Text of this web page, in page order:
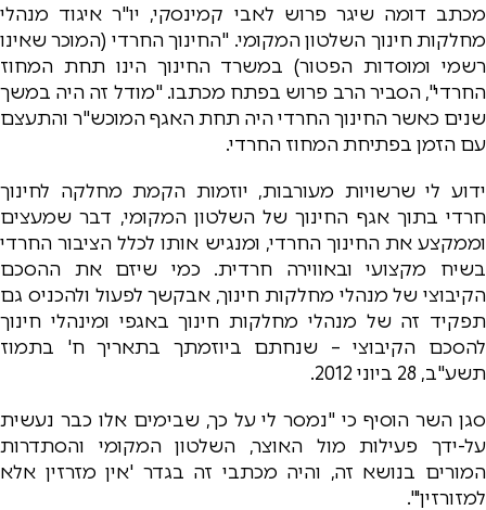
מכתב דומה שיגר פרוש לאבי קמינסקי, יו"ר איגוד מנהלי
מחלקות חינוך השלטון המקומי. "החינוך החרדי (המוכר שאינו
רשמי ומוסדות הפטור) במשרד החינוך הינו תחת המחוז
החרדי", הסביר הרב פרוש בפתח מכתבו. "מודל זה היה במשך
שנים כאשר החינוך החרדי היה תחת האגף המוכש"ר והתעצם
עם הזמן בפתיחת המחוז החרדי.
ידוע לי שרשויות מעורבות, יוזמות הקמת מחלקה לחינוך
חרדי בתוך אגף החינוך של השלטון המקומי, דבר שמעצים
וממקצע את החינוך החרדי, ומנגיש אותו לכלל הציבור החרדי
בשיח מקצועי ובאווירה חרדית. כמי שיזם את ההסכם
הקיבוצי של מנהלי מחלקות חינוך, אבקשך לפעול ולהכניס גם
תפקיד זה של מנהלי מחלקות חינוך באגפי ומינהלי חינוך
להסכם הקיבוצי – שנחתם ביוזמתך בתאריך ח' בתמוז
תשע"ב, 28 ביוני 2012.
סגן השר הוסיף כי "נמסר לי על כך, שבימים אלו כבר נעשית
על-ידך פעילות מול האוצר, השלטון המקומי והסתדרות
המורים בנושא זה, והיה מכתבי זה בגדר 'אין מזרזין אלא
למזורזין'".